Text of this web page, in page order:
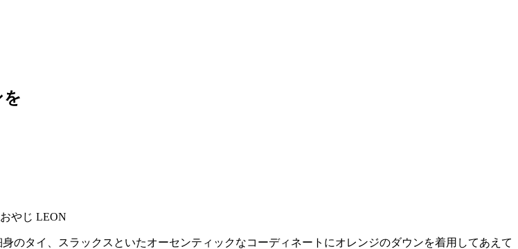
タイ、スラックスといたオーセンティックなコーディネートにオレンジのダウンを着用してあえて